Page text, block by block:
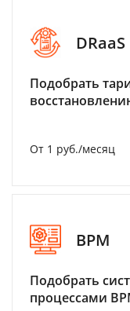
DRaaS
Подобрать
От 1 руб./месяц
BPM
Подобрать
процессами